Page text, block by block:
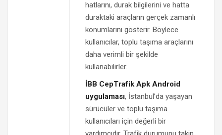
hatlarını, durak bilgilerini ve hatta
duraktaki araçların gerçek zamanlı
konumlarını gösterir. Böylece
kullanıcılar, toplu taşıma araçlarını
daha verimli bir şekilde
kullanabilirler.
İBB CepTrafik Apk Android
uygulaması, İstanbul’da yaşayan
sürücüler ve toplu taşıma
kullanıcıları için değerli bir